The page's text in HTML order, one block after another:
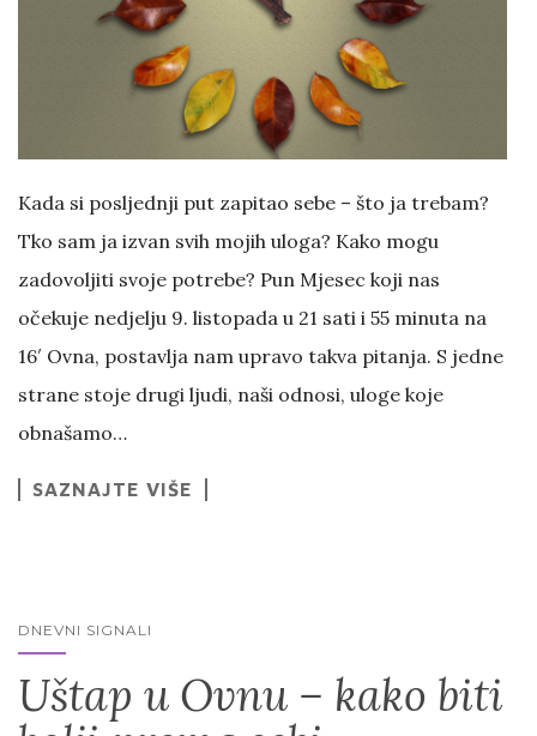
Kada si posljednji put zapitao sebe – što ja trebam?
Tko sam ja izvan svih mojih uloga? Kako mogu
zadovoljiti svoje potrebe? Pun Mjesec koji nas
očekuje nedjelju 9. listopada u 21 sati i 55 minuta na
16′ Ovna, postavlja nam upravo takva pitanja. S jedne
strane stoje drugi ljudi, naši odnosi, uloge koje
obnašamo…
SAZNAJTE VIŠE
DNEVNI SIGNALI
Uštap u Ovnu – kako biti